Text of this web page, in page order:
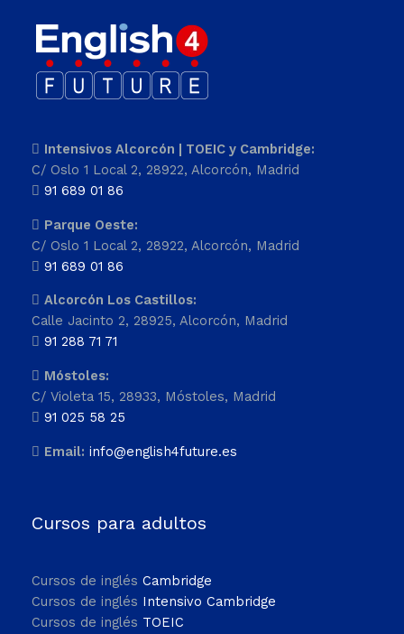
Intensivos Alcorcón | TOEIC y Cambridge:
C/ Oslo 1 Local 2, 28922, Alcorcón, Madrid
91 689 01 86
Parque Oeste:
C/ Oslo 1 Local 2, 28922, Alcorcón, Madrid
91 689 01 86
Alcorcón Los Castillos:
Calle Jacinto 2, 28925, Alcorcón, Madrid
91 288 71 71
Móstoles:
C/ Violeta 15, 28933, Móstoles, Madrid
91 025 58 25
Email: info@english4future.es
Cursos para adultos
Cursos de inglés Cambridge
Cursos de inglés Intensivo Cambridge
Cursos de inglés TOEIC